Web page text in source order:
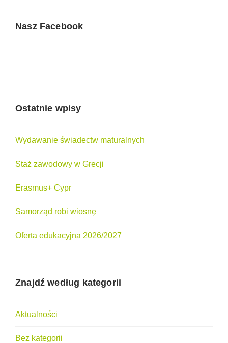
Nasz Facebook
Ostatnie wpisy
Wydawanie świadectw maturalnych
Staż zawodowy w Grecji
Erasmus+ Cypr
Samorząd robi wiosnę
Oferta edukacyjna 2026/2027
Znajdź według kategorii
Aktualności
Bez kategorii